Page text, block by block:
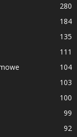
280
184
135
111
104
103
100
99
92